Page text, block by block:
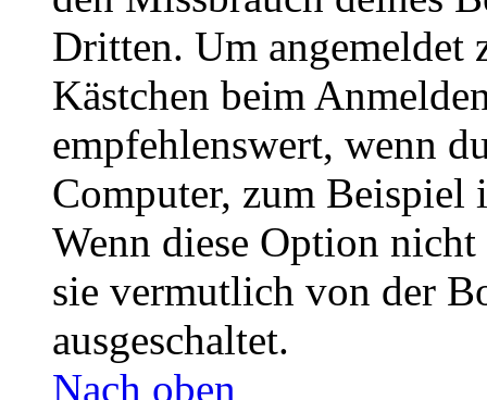
Dritten. Um angemeldet
Kästchen beim
empfehlenswert, wenn
Computer, zum Beispiel
Wenn diese Option
sie vermutlich von der
ausgeschaltet.
Nach oben